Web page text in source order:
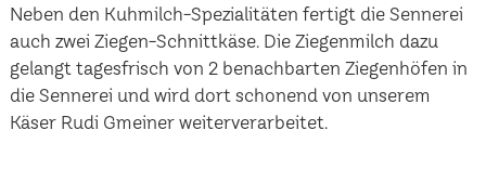
Neben den Kuhmilch-Spezialitäten fertigt die Sennerei
auch zwei Ziegen-Schnittkäse. Die Ziegenmilch dazu
gelangt tagesfrisch von 2 benachbarten Ziegenhöfen in
die Sennerei und wird dort schonend von unserem
Käser Rudi Gmeiner weiterverarbeitet.